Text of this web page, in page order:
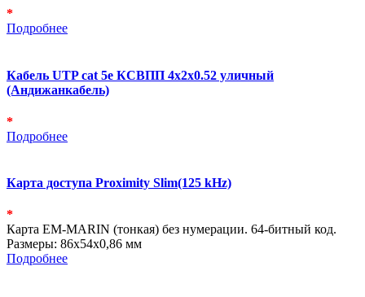
*
Подробнее
Кабель UTP cat 5e КСВПП 4х2х0.52 уличный
(Андижанкабель)
*
Подробнее
Карта доступа Proximity Slim(125 kHz)
*
Карта EM-MARIN (тонкая) без нумерации. 64-битный код.
Размеры: 86х54х0,86 мм
Подробнее